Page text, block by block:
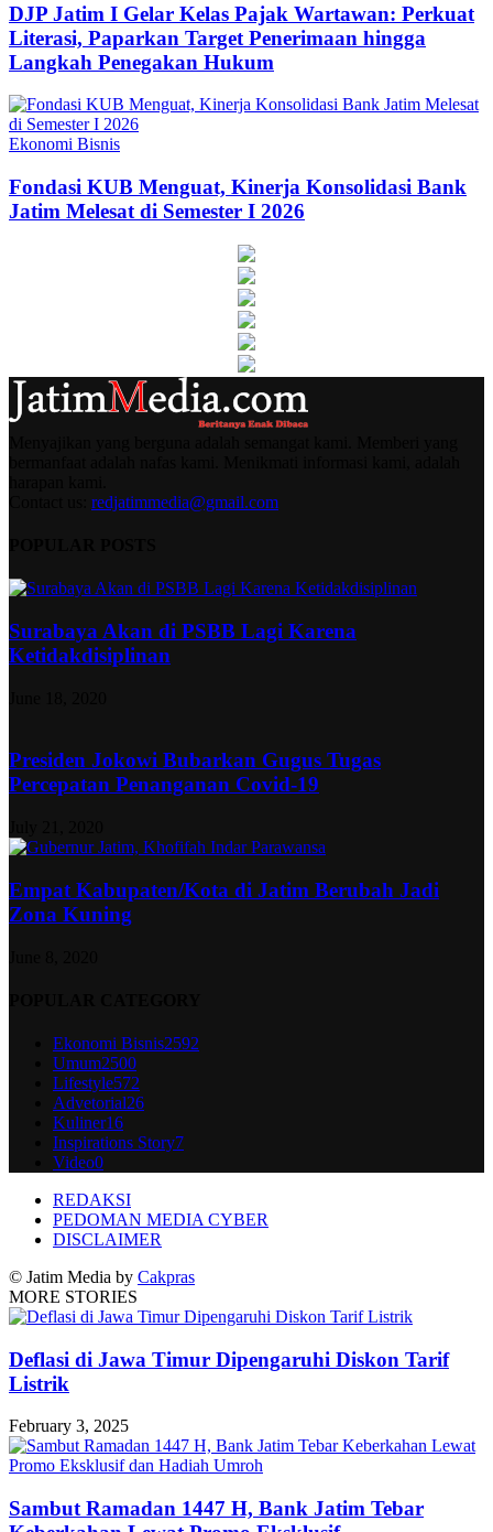
DJP Jatim I Gelar Kelas Pajak Wartawan: Perkuat
Literasi, Paparkan Target Penerimaan hingga
Langkah Penegakan Hukum
Ekonomi Bisnis
Fondasi KUB Menguat, Kinerja Konsolidasi Bank
Jatim Melesat di Semester I 2026
redjatimmedia@gmail.com
Surabaya Akan di PSBB Lagi Karena
Ketidakdisiplinan
Presiden Jokowi Bubarkan Gugus Tugas
Percepatan Penanganan Covid-19
Empat Kabupaten/Kota di Jatim Berubah Jadi
Zona Kuning
Ekonomi Bisnis2592
Umum2500
Lifestyle572
Advetorial26
Kuliner16
Inspirations Story7
Video0
REDAKSI
PEDOMAN MEDIA CYBER
DISCLAIMER
© Jatim Media by Cakpras
MORE STORIES
Deflasi di Jawa Timur Dipengaruhi Diskon Tarif
Listrik
February 3, 2025
Sambut Ramadan 1447 H, Bank Jatim Tebar